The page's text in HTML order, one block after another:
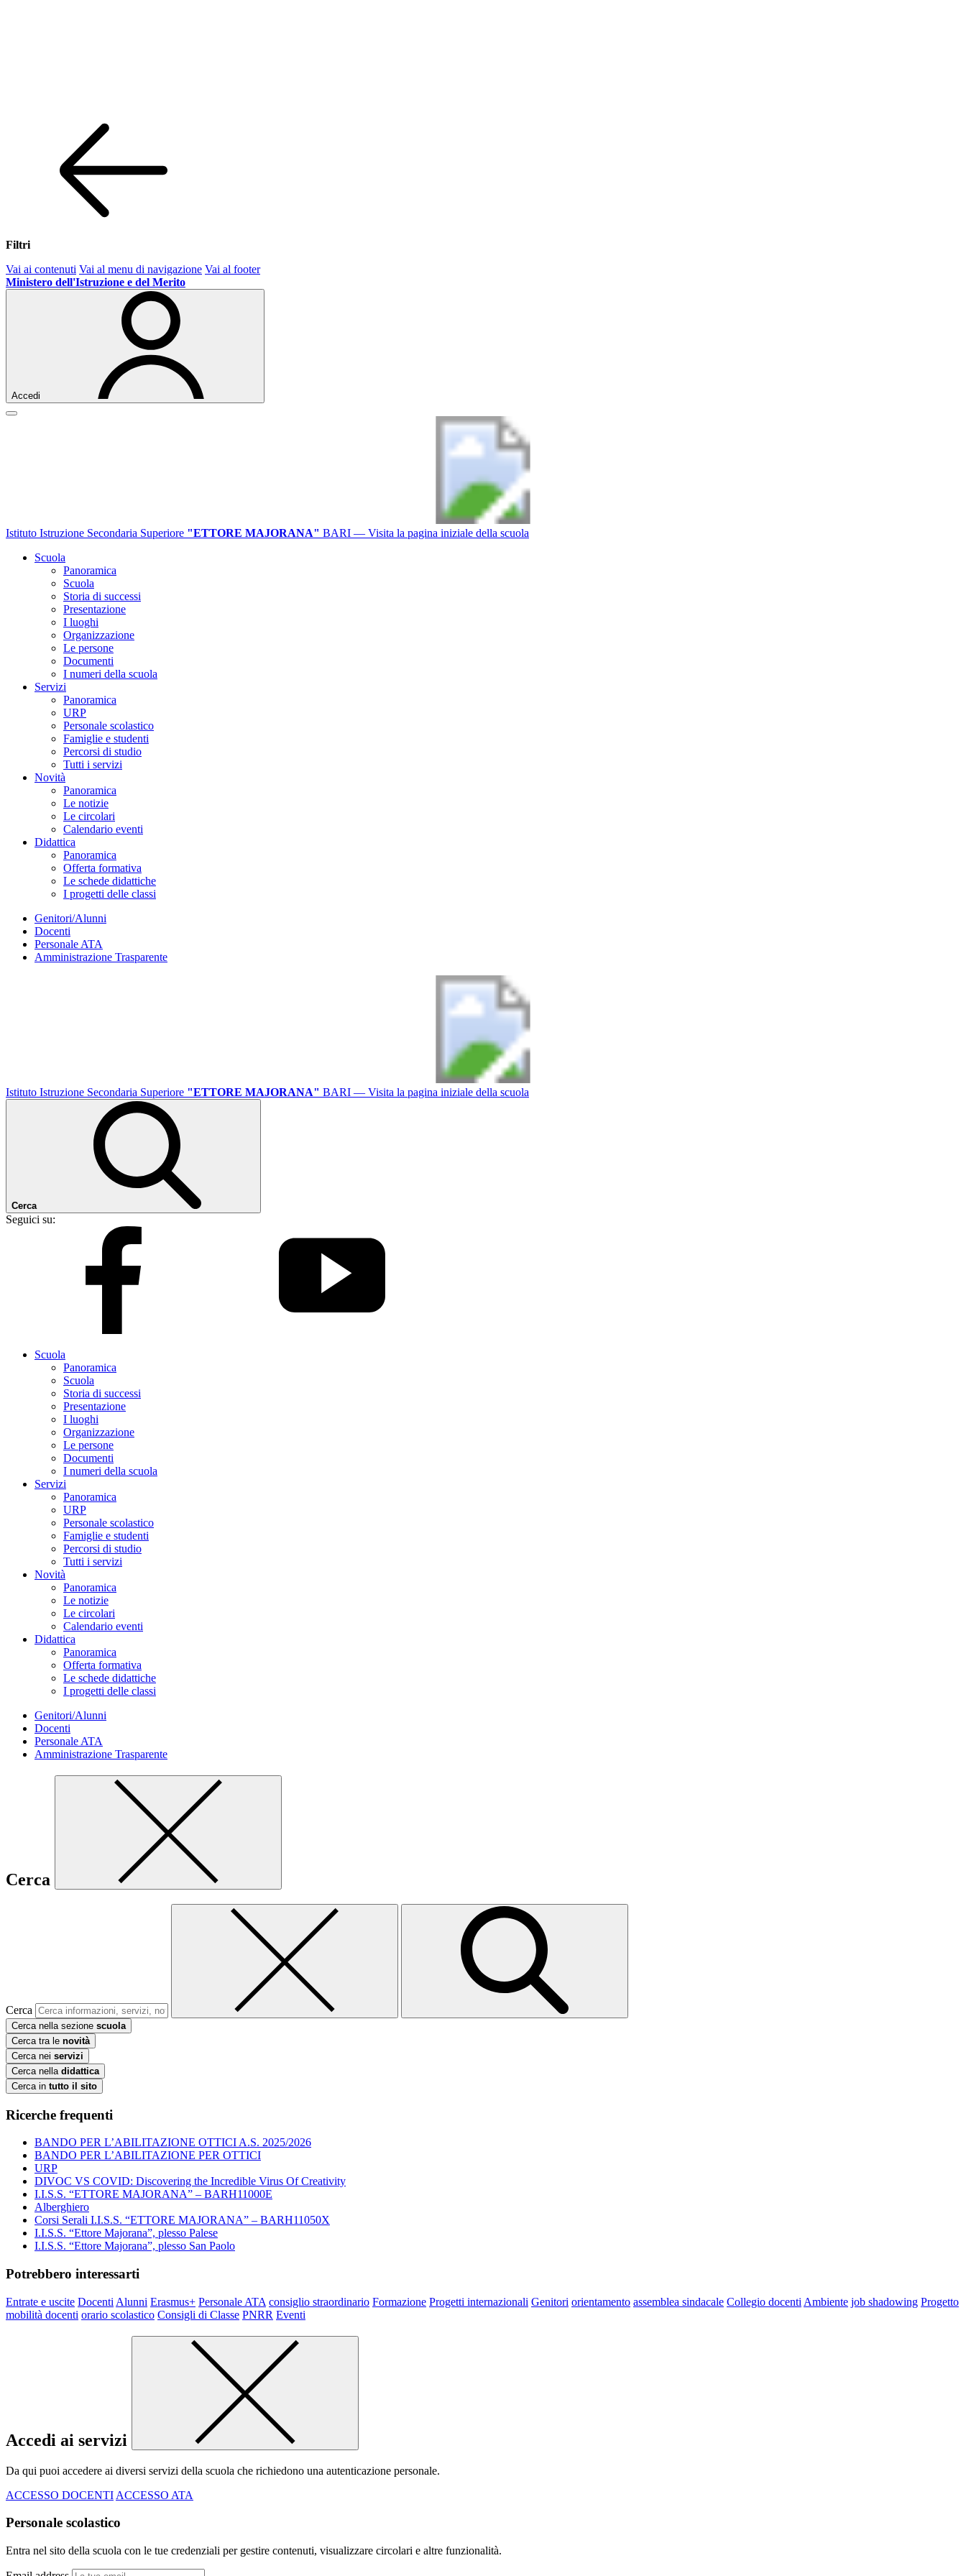
Filtri
Vai ai contenuti Vai al menu di navigazione Vai al footer
Ministero dell'Istruzione e del Merito
Accedi
Istituto Istruzione Secondaria Superiore "ETTORE MAJORANA" BARI — Visita la pagina iniziale della scuola
Scuola
Panoramica
Scuola
Storia di successi
Presentazione
I luoghi
Organizzazione
Le persone
Documenti
I numeri della scuola
Servizi
Panoramica
URP
Personale scolastico
Famiglie e studenti
Percorsi di studio
Tutti i servizi
Novità
Panoramica
Le notizie
Le circolari
Calendario eventi
Didattica
Panoramica
Offerta formativa
Le schede didattiche
I progetti delle classi
Genitori/Alunni
Docenti
Personale ATA
Amministrazione Trasparente
Istituto Istruzione Secondaria Superiore "ETTORE MAJORANA" BARI — Visita la pagina iniziale della scuola
Cerca
Seguici su:
Scuola
Panoramica
Scuola
Storia di successi
Presentazione
I luoghi
Organizzazione
Le persone
Documenti
I numeri della scuola
Servizi
Panoramica
URP
Personale scolastico
Famiglie e studenti
Percorsi di studio
Tutti i servizi
Novità
Panoramica
Le notizie
Le circolari
Calendario eventi
Didattica
Panoramica
Offerta formativa
Le schede didattiche
I progetti delle classi
Genitori/Alunni
Docenti
Personale ATA
Amministrazione Trasparente
Cerca
Cerca
Cerca nella sezione scuola
Cerca tra le novità
Cerca nei servizi
Cerca nella didattica
Cerca in tutto il sito
Ricerche frequenti
BANDO PER L’ABILITAZIONE OTTICI A.S. 2025/2026
BANDO PER L’ABILITAZIONE PER OTTICI
URP
DIVOC VS COVID: Discovering the Incredible Virus Of Creativity
I.I.S.S. “ETTORE MAJORANA” – BARH11000E
Alberghiero
Corsi Serali I.I.S.S. “ETTORE MAJORANA” – BARH11050X
I.I.S.S. “Ettore Majorana”, plesso Palese
I.I.S.S. “Ettore Majorana”, plesso San Paolo
Potrebbero interessarti
Entrate e uscite Docenti Alunni Erasmus+ Personale ATA consiglio straordinario Formazione Progetti internazionali Genitori orientamento assemblea sindacale Collegio docenti Ambiente job shadowing Progetto
mobilità docenti orario scolastico Consigli di Classe PNRR Eventi
Accedi ai servizi
Da qui puoi accedere ai diversi servizi della scuola che richiedono una autenticazione personale.
ACCESSO DOCENTI ACCESSO ATA
Personale scolastico
Entra nel sito della scuola con le tue credenziali per gestire contenuti, visualizzare circolari e altre funzionalità.